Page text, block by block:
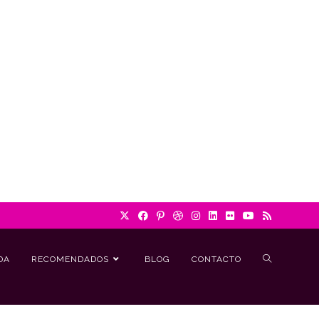
RECOMENDADOS BLOG CONTACTO